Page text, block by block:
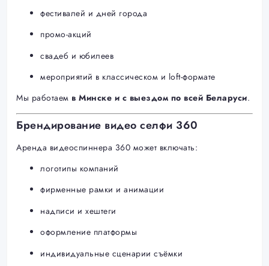
фестивалей и дней города
промо-акций
свадеб и юбилеев
мероприятий в классическом и loft-формате
Мы работаем в Минске и с выездом по всей Беларуси.
Брендирование видео селфи 360
Аренда видеоспиннера 360 может включать:
логотипы компаний
фирменные рамки и анимации
надписи и хештеги
оформление платформы
индивидуальные сценарии съёмки